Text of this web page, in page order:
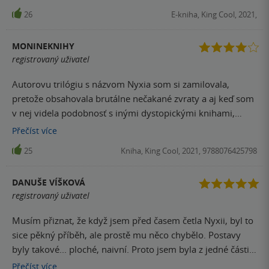
26 E-kniha, King Cool, 2021,
MONINEKNIHY
registrovaný uživatel
Autorovu trilógiu s názvom Nyxia som si zamilovala,
pretože obsahovala brutálne nečakané zvraty a aj keď som
v nej videla podobnosť s inými dystopickými knihami,
pôsobila na mňa veľmi originálne. Vládci popela teda boli
pre mňa povinná jazda, pretože keď si raz od nejakého
autora niečo zamilujem, automaticky siaham aj po jeho
či ma úvod do jeho novej série nesklame, predsa len Nyxia
nastavila latku vysoko. Vládci popela ale prekonali moje
očakávania a ja sa musím priznať, že ma zaujali ešte viac,
ako samotná (mnou donekonečna ospevovaná) Nyxia.
Príbeh je vyrozprávaný z pohľadu troch postáv. Každá
postava pochádza z iného prostredia a má inú motiváciu k
Přečíst více
25 Kniha, King Cool, 2021, 9788076425798
DANUŠE VÍŠKOVÁ
registrovaný uživatel
Musím přiznat, že když jsem před časem četla Nyxii, byl to
sice pěkný příběh, ale prostě mu něco chybělo. Postavy
byly takové... ploché, naivní. Proto jsem byla z jedné části
zvědavá a z druhé trochu skeptická, když jsem se do
Přečíst více